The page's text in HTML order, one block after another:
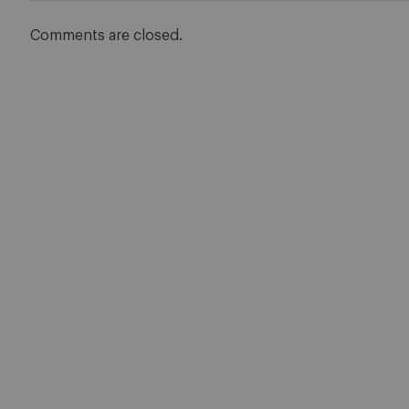
Comments are closed.